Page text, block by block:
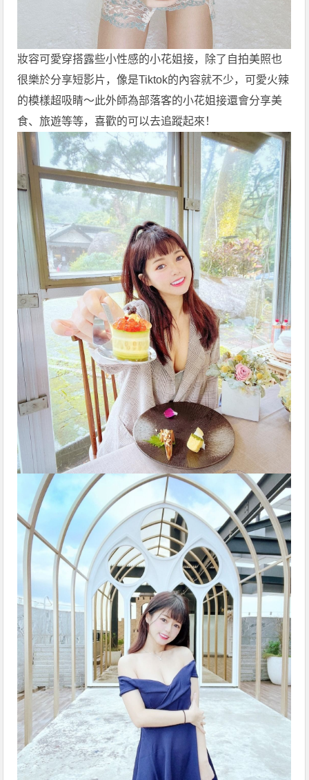
妝容可愛穿搭露些小性感的小花姐接，除了自拍美照也
很樂於分享短影片，像是Tiktok的內容就不少，可愛火辣
的模樣超吸睛～此外師為部落客的小花姐接還會分享美
食、旅遊等等，喜歡的可以去追蹤起來！